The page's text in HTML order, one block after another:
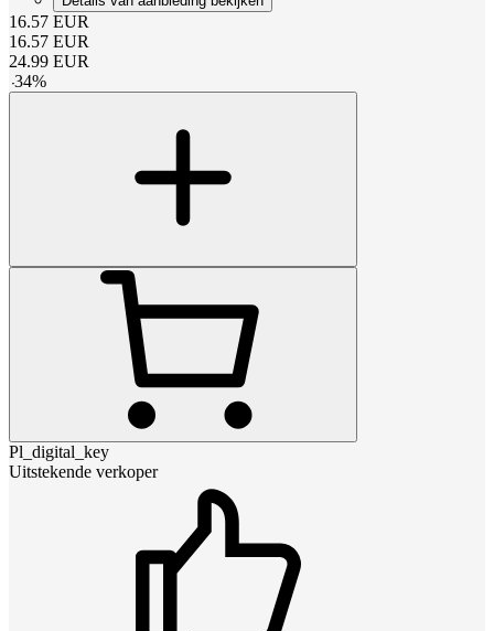
16.57 EUR
16.57 EUR
24.99 EUR
-34%
Pl_digital_key
Uitstekende verkoper